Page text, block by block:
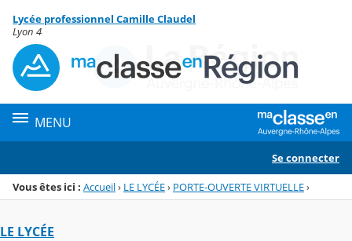
Menu de la rubrique
Contenu
Lycée professionnel Camille Claudel
Lyon 4
MENU
Se connecter
Vous êtes ici : Accueil› LE LYCÉE› PORTE-OUVERTE VIRTUELLE›
LE LYCÉE